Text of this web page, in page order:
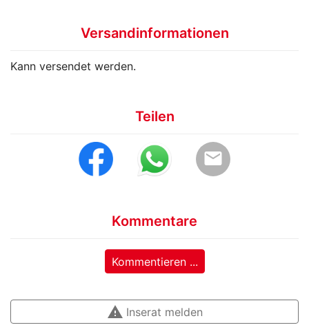
Versandinformationen
Kann versendet werden.
Teilen
email
Kommentare
Kommentieren ...
warning Inserat melden